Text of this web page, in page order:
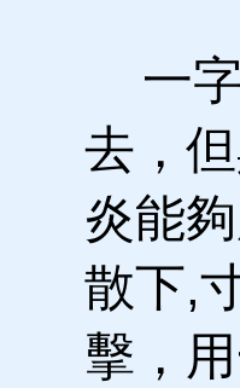
一字
去，
炎能
散下,
擊，